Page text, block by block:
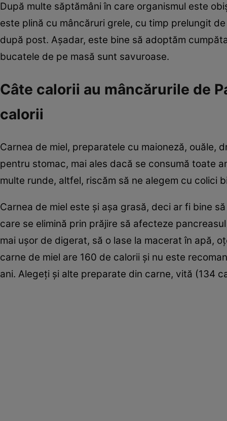
După multe săptămâni în care organismul este
este plină cu mâncăruri grele, cu timp prelungit
după post. Aşadar, este bine să adoptăm
bucatele de pe masă sunt savuroase.
Câte calorii au mâncărurile de
calorii
Carnea de miel, preparatele cu maioneză,
pentru stomac, mai ales dacă se consumă toate
multe runde, altfel, riscăm să ne alegem cu colici
Carnea de miel este şi aşa grasă, deci ar fi bine
care se elimină prin prăjire să afecteze
mai uşor de digerat, să o lase la macerat în apă,
carne de miel are 160 de calorii şi nu este
ani. Alegeţi şi alte preparate din carne, vită (134